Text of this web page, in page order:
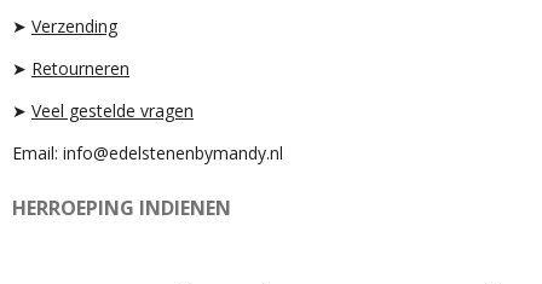
A
➤ Verzending
➤ Retourneren
➤ Veel gestelde vragen
Email: info@edelstenenbymandy.nl
HERROEPING INDIENEN